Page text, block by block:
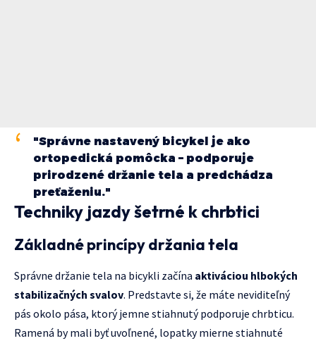
"Správne nastavený bicykel je ako
ortopedická pomôcka – podporuje
prirodzené držanie tela a predchádza
preťaženiu."
Techniky jazdy šetrné k chrbtici
Základné princípy držania tela
Správne držanie tela na bicykli začína aktiváciou hlbokých
stabilizačných svalov. Predstavte si, že máte neviditeľný
pás okolo pása, ktorý jemne stiahnutý podporuje chrbticu.
Ramená by mali byť uvoľnené, lopatky mierne stiahnuté